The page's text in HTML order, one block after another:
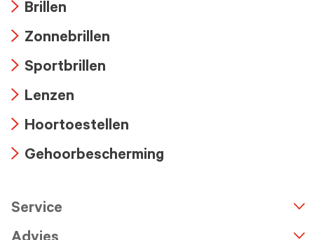
icon
Brillen
icon
Zonnebrillen
icon
Sportbrillen
icon
Lenzen
icon
Hoortoestellen
Gehoorbescherming
Service